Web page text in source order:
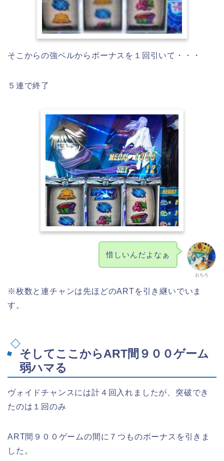
そこからの強ベルからボーナスを１回引いて・・・
５連で終了
おちろ
惜しいんだよなぁ
※枚数と連チャンは先ほどのARTを引き継いでいま
す。
そしてここからART間９００ゲーム
弱ハマる
ヴォイドチャンスには計４回入れましたが、突破でき
たのは１回のみ
ART間９００ゲームの間に７つものボーナスを引きま
した。